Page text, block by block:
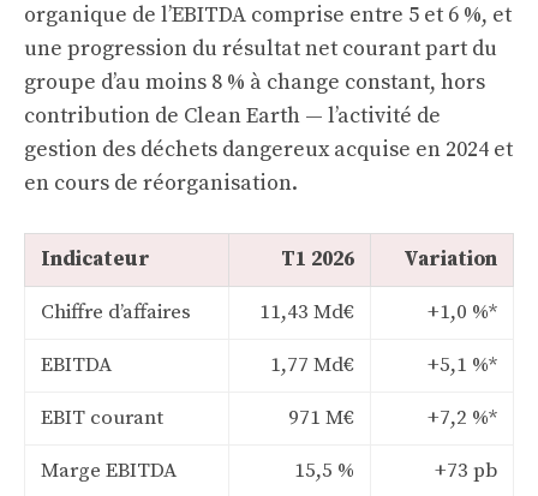
organique de l’EBITDA comprise entre 5 et 6 %, et
une progression du résultat net courant part du
groupe d’au moins 8 % à change constant, hors
contribution de Clean Earth — l’activité de
gestion des déchets dangereux acquise en 2024 et
en cours de réorganisation.
Indicateur T1 2026
Variation
Chiffre d’affaires
11,43 Md€
+1,0 %*
EBITDA
1,77 Md€
+5,1 %*
EBIT courant
971 M€
+7,2 %*
Marge EBITDA
15,5 % +73 pb